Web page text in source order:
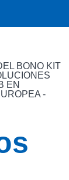
BONO KIT
EN
-